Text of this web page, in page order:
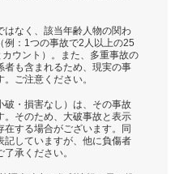
はなく、該当年齢人物の関わ
例：1つの事故で2人以上の25
ウント）。また、多重事故の
者も含まれるため、現実の事
ご注意ください。
破・損害なし）は、その事故
。そのため、大破事故と表示
する場合がございます。同
記していますが、他に負傷者
承ください。